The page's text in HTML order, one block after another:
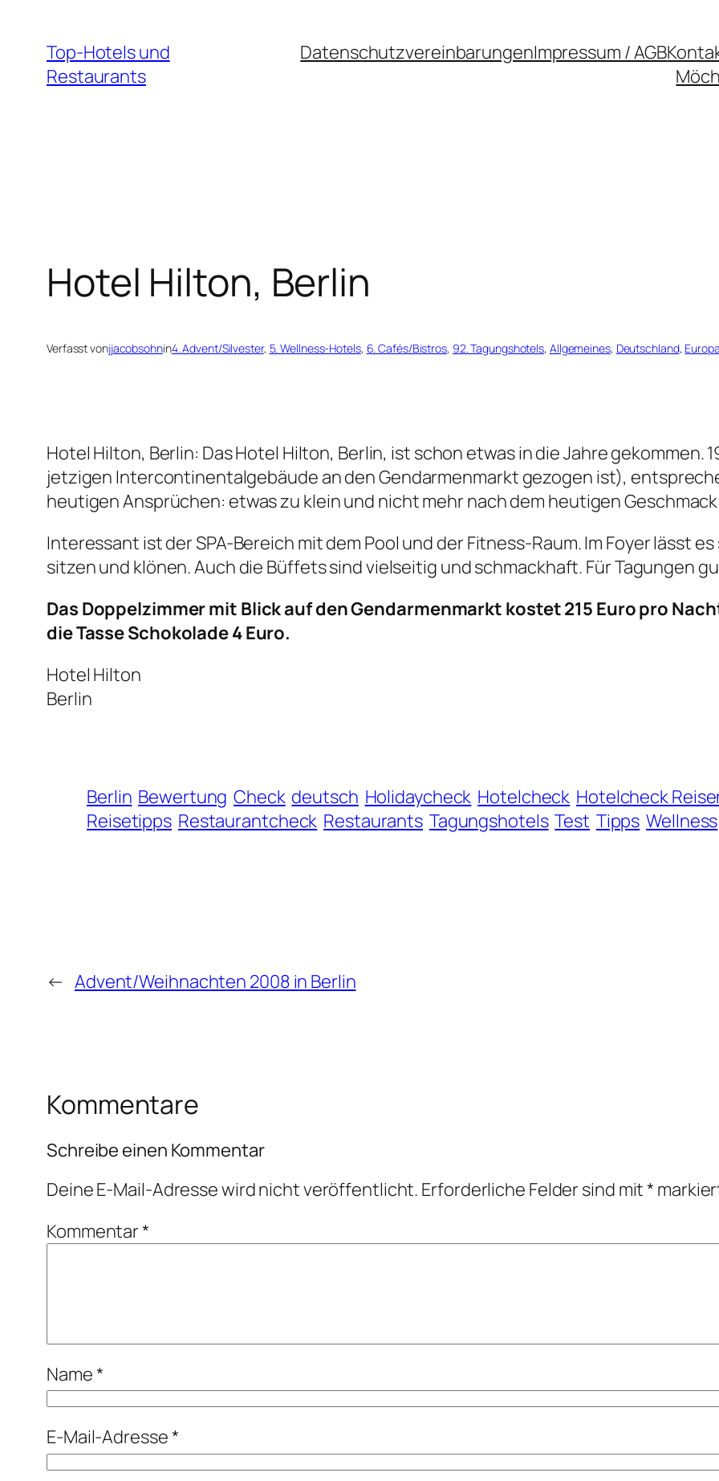
Inhalt
springen
Top-Hotels und
Restaurants
DatenschutzvereinbarungenImpressum / AGB
Hotel Hilton, Berlin
Verfasst vonjjacobsohnin4. Advent/Silvester, 5. Wellness-Hotels, 6. Cafés/Bistros, 92. Tagungshotels, Allgemeines, Deutschland,
Hotel Hilton, Berlin: Das Hotel Hilton, Berlin, ist schon etwas in die Jahre
jetzigen Intercontinentalgebäude an den Gendarmenmarkt gezogen ist),
heutigen Ansprüchen: etwas zu klein und nicht mehr nach dem heutigen
Interessant ist der SPA-Bereich mit dem Pool und der Fitness-Raum. Im Foyer lässt
sitzen und klönen. Auch die Büffets sind vielseitig und schmackhaft. Für Tagungen
Das Doppelzimmer mit Blick auf den Gendarmenmarkt kostet 215 Euro pro
die Tasse Schokolade 4 Euro.
Hotel Hilton
Berlin
Berlin Bewertung Check deutsch Holidaycheck Hotelcheck Hotelcheck
Reisetipps Restaurantcheck Restaurants Tagungshotels Test Tipps Wellness
← Advent/Weihnachten 2008 in Berlin
Kommentare
Schreibe einen Kommentar
Deine E-Mail-Adresse wird nicht veröffentlicht. Erforderliche Felder sind mit*
Kommentar*
Name*
E-Mail-Adresse*